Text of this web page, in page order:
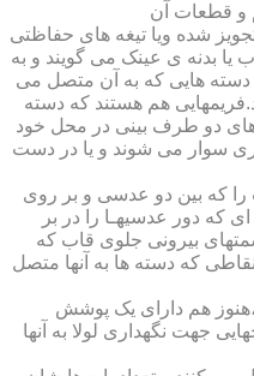
و قطعات آن
شده ویا تیغه های حفاظتی
یا بدنه ی عینک می گویند و به
هایی که به آن متصل می
هم هستند که دسته
دو طرف بینی در محل خود
سوار می شوند و یا در دست
را که بین دو عدسی و بر روی
که دور عدسیهـا را در بر
بیرونی جلوی قاب که
که دسته ها به آنها متصل
هم دارای یک پوشش
جهت نگهداری لولا به آنها